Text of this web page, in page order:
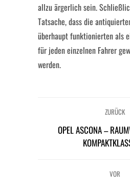
allzu ärgerlich sein.
Tatsache, dass die
überhaupt funktionierten als
für jeden einzelnen Fahrer
werden.
ZURÜCK
OPEL ASCONA –
VOR